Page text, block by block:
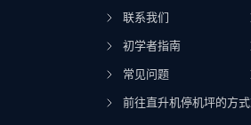
联系我们
初学者指南
常见问题
前往直升机停机坪的方式